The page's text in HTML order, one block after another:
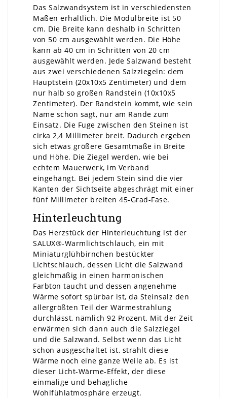
Das Salzwandsystem ist in verschiedensten
Maßen erhältlich. Die Modulbreite ist 50
cm. Die Breite kann deshalb in Schritten
von 50 cm ausgewählt werden. Die Höhe
kann ab 40 cm in Schritten von 20 cm
ausgewählt werden. Jede Salzwand besteht
aus zwei verschiedenen Salzziegeln: dem
Hauptstein (20x10x5 Zentimeter) und dem
nur halb so großen Randstein (10x10x5
Zentimeter). Der Randstein kommt, wie sein
Name schon sagt, nur am Rande zum
Einsatz. Die Fuge zwischen den Steinen ist
cirka 2,4 Millimeter breit. Dadurch ergeben
sich etwas größere Gesamtmaße in Breite
und Höhe. Die Ziegel werden, wie bei
echtem Mauerwerk, im Verband
eingehängt. Bei jedem Stein sind die vier
Kanten der Sichtseite abgeschrägt mit einer
fünf Millimeter breiten 45-Grad-Fase.
Hinterleuchtung
Das Herzstück der Hinterleuchtung ist der
SALUX®-Warmlichtschlauch, ein mit
Miniaturglühbirnchen bestückter
Lichtschlauch, dessen Licht die Salzwand
gleichmäßig in einen harmonischen
Farbton taucht und dessen angenehme
Wärme sofort spürbar ist, da Steinsalz den
allergrößten Teil der Wärmestrahlung
durchlässt, nämlich 92 Prozent. Mit der Zeit
erwärmen sich dann auch die Salzziegel
und die Salzwand. Selbst wenn das Licht
schon ausgeschaltet ist, strahlt diese
Wärme noch eine ganze Weile ab. Es ist
dieser Licht-Wärme-Effekt, der diese
einmalige und behagliche
Wohlfühlatmosphäre erzeugt.